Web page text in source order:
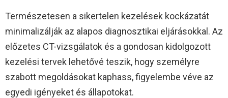
Természetesen a sikertelen kezelések kockázatát
minimalizálják az alapos diagnosztikai eljárásokkal. Az
előzetes CT-vizsgálatok és a gondosan kidolgozott
kezelési tervek lehetővé teszik, hogy személyre
szabott megoldásokat kaphass, figyelembe véve az
egyedi igényeket és állapotokat.